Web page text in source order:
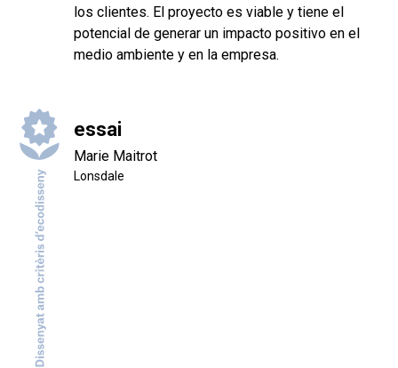
los clientes. El proyecto es viable y tiene el
potencial de generar un impacto positivo en el
medio ambiente y en la empresa.
essai
Marie Maitrot
Lonsdale